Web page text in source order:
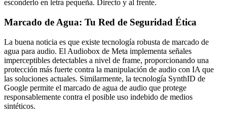
esconderlo en letra pequeña. Directo y al frente.
Marcado de Agua: Tu Red de Seguridad Ética
La buena noticia es que existe tecnología robusta de marcado de
agua para audio. El Audiobox de Meta implementa señales
imperceptibles detectables a nivel de frame, proporcionando una
protección más fuerte contra la manipulación de audio con IA que
las soluciones actuales. Similarmente, la tecnología SynthID de
Google permite el marcado de agua de audio que protege
responsablemente contra el posible uso indebido de medios
sintéticos.